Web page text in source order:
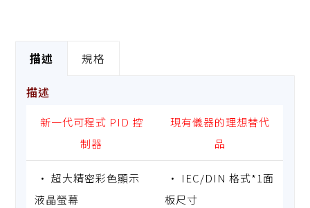
描述 規格
描述
新一代可程式 PID 控
制器
現有儀器的理想替代
品
• 超大精密彩色顯示
液晶螢幕
• IEC/DIN 格式*1面
板尺寸